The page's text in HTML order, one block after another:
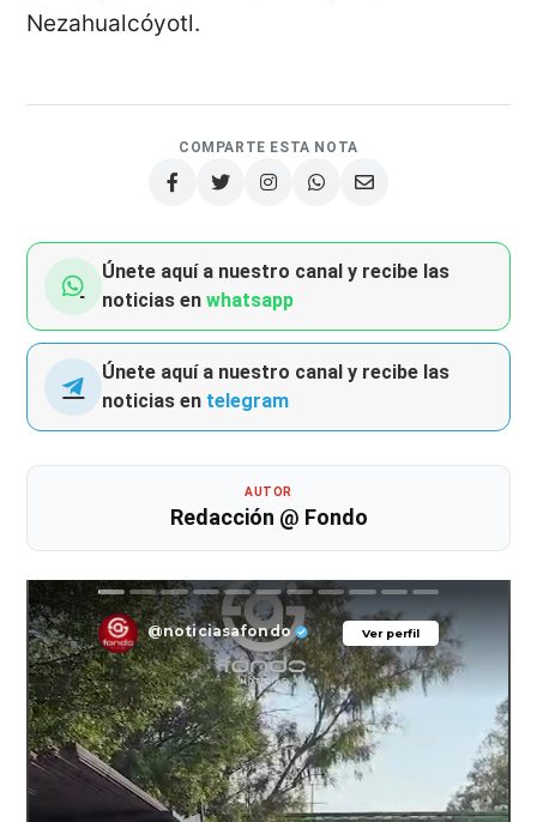
Nezahualcóyotl.
COMPARTE ESTA NOTA
Únete aquí a nuestro canal y recibe las
noticias enwhatsapp
Únete aquí a nuestro canal y recibe las
noticias en telegram
AUTOR
Redacción @ Fondo
Ver perfil
@noticiasafondo Ver perfil